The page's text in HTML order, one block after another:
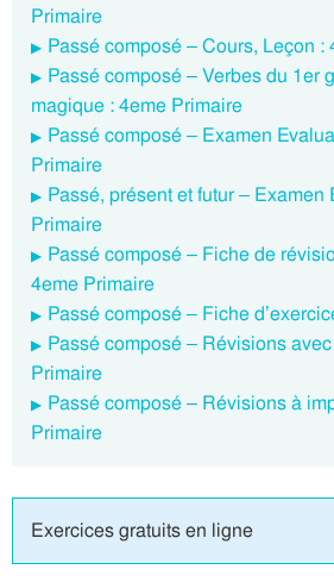
Primaire
Passé composé – Cours, Leçon :
Passé composé – Verbes du 1er
magique : 4eme Primaire
Passé composé – Examen
Primaire
Passé, présent et futur – Examen
Primaire
Passé composé – Fiche de
4eme Primaire
Passé composé – Fiche
Passé composé – Révisions
Primaire
Passé composé – Révisions à
Primaire
Exercices gratuits en ligne